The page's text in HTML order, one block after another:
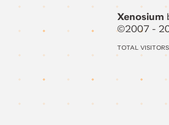
Xenosium
©2007 -
TOTAL VISITORS